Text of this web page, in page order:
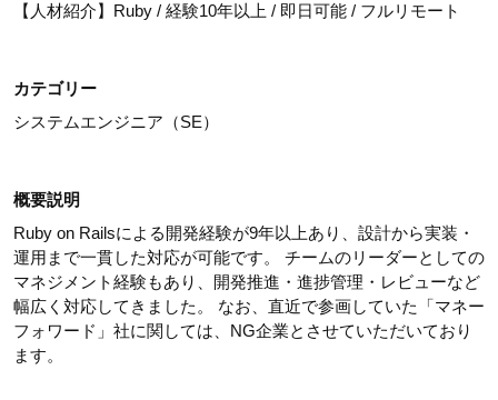
【人材紹介】Ruby / 経験10年以上 / 即日可能 / フルリモート
カテゴリー
システムエンジニア（SE）
概要説明
Ruby on Railsによる開発経験が9年以上あり、設計から実装・
運用まで一貫した対応が可能です。 チームのリーダーとしての
マネジメント経験もあり、開発推進・進捗管理・レビューなど
幅広く対応してきました。 なお、直近で参画していた「マネー
フォワード」社に関しては、NG企業とさせていただいており
ます。